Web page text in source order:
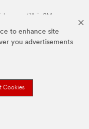
to enhance site
you advertisements
Cookies
som tillhör 3M.